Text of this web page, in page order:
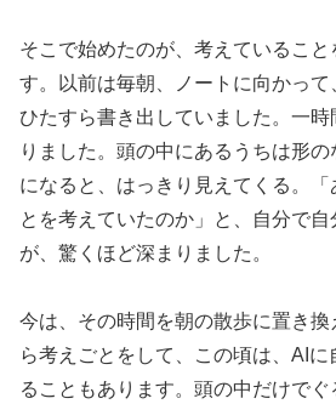
そこで始めたのが、考えているこ
す。以前は毎朝、ノートに向かっ
ひたすら書き出していました。一
りました。頭の中にあるうちは形
になると、はっきり見えてくる。「
とを考えていたのか」と、自分で
が、驚くほど深まりました。
今は、その時間を朝の散歩に置き
ら考えごとをして、この頃は、AI
ることもあります。頭の中だけで